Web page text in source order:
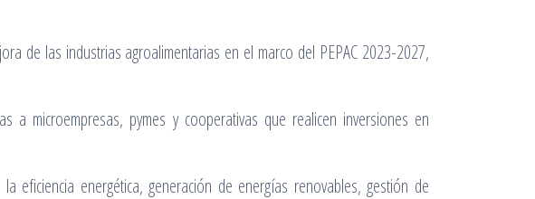
de las industrias agroalimentarias en el marco del PEPAC 2023-2027,
microempresas, pymes y cooperativas que realicen inversiones en
eficiencia energética, generación de energías renovables, gestión de